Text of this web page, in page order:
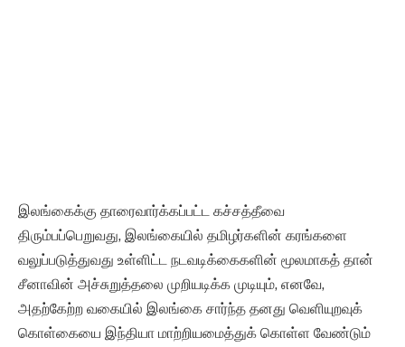
இலங்கைக்கு தாரைவார்க்கப்பட்ட கச்சத்தீவை
திரும்பப்பெறுவது, இலங்கையில் தமிழர்களின் கரங்களை
வலுப்படுத்துவது உள்ளிட்ட நடவடிக்கைகளின் மூலமாகத் தான்
சீனாவின் அச்சுறுத்தலை முறியடிக்க முடியும், எனவே,
அதற்கேற்ற வகையில் இலங்கை சார்ந்த தனது வெளியுறவுக்
கொள்கையை இந்தியா மாற்றியமைத்துக் கொள்ள வேண்டும்